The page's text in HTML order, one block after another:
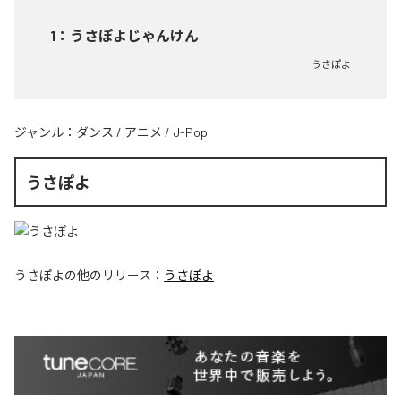
1 ： うさぽよじゃんけん
うさぽよ
ジャンル： ダンス / アニメ / J-Pop
うさぽよ
うさぽよの他のリリース： うさぽよ